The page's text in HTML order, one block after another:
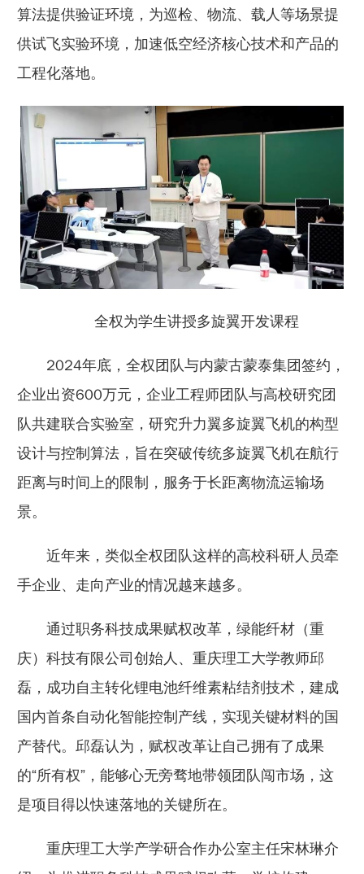
算法提供验证环境，为巡检、物流、载人等场景提
供试飞实验环境，加速低空经济核心技术和产品的
工程化落地。
全权为学生讲授多旋翼开发课程
2024年底，全权团队与内蒙古蒙泰集团签约，
企业出资600万元，企业工程师团队与高校研究团
队共建联合实验室，研究升力翼多旋翼飞机的构型
设计与控制算法，旨在突破传统多旋翼飞机在航行
距离与时间上的限制，服务于长距离物流运输场
景。
近年来，类似全权团队这样的高校科研人员牵
手企业、走向产业的情况越来越多。
通过职务科技成果赋权改革，绿能纤材（重
庆）科技有限公司创始人、重庆理工大学教师邱
磊，成功自主转化锂电池纤维素粘结剂技术，建成
国内首条自动化智能控制产线，实现关键材料的国
产替代。邱磊认为，赋权改革让自己拥有了成果
的“所有权”，能够心无旁骛地带领团队闯市场，这
是项目得以快速落地的关键所在。
重庆理工大学产学研合作办公室主任宋林琳介